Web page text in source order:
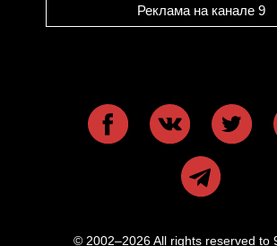
Реклама на канале 9
© 2002–2026 All rights reserved to